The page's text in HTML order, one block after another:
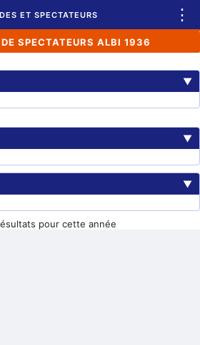
ET SPECTATEURS ⋮
SPECTATEURS ALBI 1936
▼
▼
▼
pour cette année